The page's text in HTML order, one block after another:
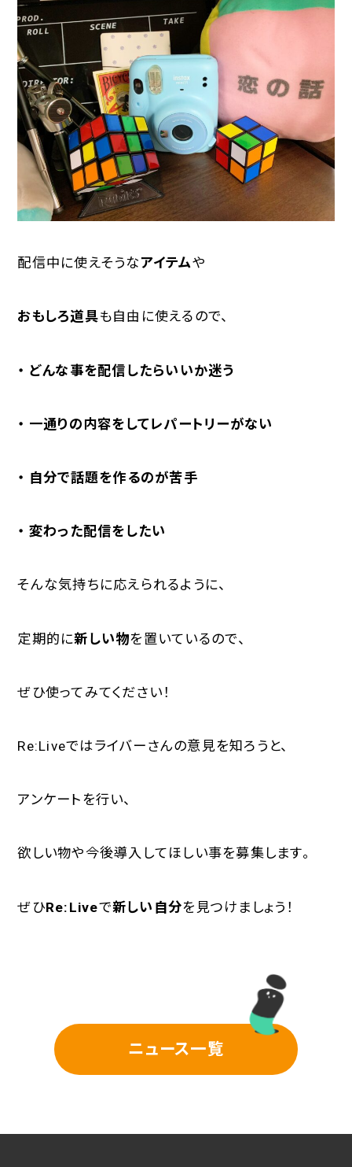
配信中に使えそうな アイテムや
おもしろ道具も自由に使えるので、
・ どんな事を配信したらいいか迷う
・ 一通りの内容をしてレパートリーがない
・ 自分で話題を作るのが苦手
・ 変わった配信をしたい
そんな気持ちに応えられるように、
定期的に新しい物を置いているので、
ぜひ使ってみてください！
Re:Liveではライバーさんの意見を知ろうと、
アンケートを行い、
欲しい物や今後導入してほしい事を募集します。
ぜひRe:Liveで新しい自分を見つけましょう！
ニュース一覧